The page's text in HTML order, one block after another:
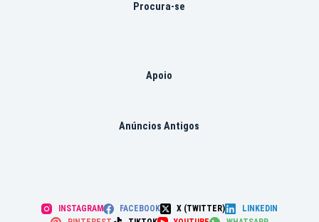
Procura-se
Apoio
Anúncios Antigos
INSTAGRAM FACEBOOK X (TWITTER)
LINKEDIN